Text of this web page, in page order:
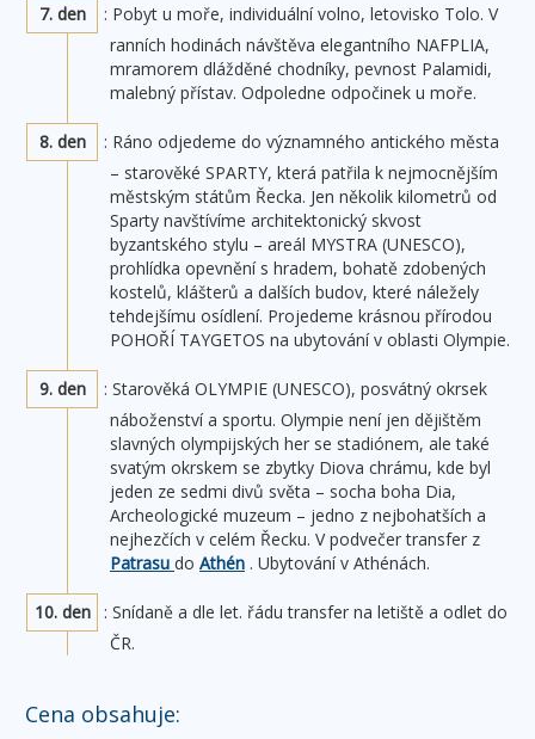
7. den
: Pobyt u moře, individuální volno, letovisko Tolo. V
ranních hodinách návštěva elegantního NAFPLIA,
mramorem dlážděné chodníky, pevnost Palamidi,
malebný přístav. Odpoledne odpočinek u moře.
8. den
: Ráno odjedeme do významného antického města
– starověké SPARTY, která patřila k nejmocnějším
městským státům Řecka. Jen několik kilometrů od
Sparty navštívíme architektonický skvost
byzantského stylu – areál MYSTRA (UNESCO),
prohlídka opevnění s hradem, bohatě zdobených
kostelů, klášterů a dalších budov, které náležely
tehdejšímu osídlení. Projedeme krásnou přírodou
POHOŘÍ TAYGETOS na ubytování v oblasti Olympie.
9. den
: Starověká OLYMPIE (UNESCO), posvátný okrsek
náboženství a sportu. Olympie není jen dějištěm
slavných olympijských her se stadiónem, ale také
svatým okrskem se zbytky Diova chrámu, kde byl
jeden ze sedmi divů světa – socha boha Dia,
Archeologické muzeum – jedno z nejbohatších a
nejhezčích v celém Řecku. V podvečer transfer z
Patrasu do Athén . Ubytování v Athénách.
10. den
: Snídaně a dle let. řádu transfer na letiště a odlet do
ČR.
Cena obsahuje: